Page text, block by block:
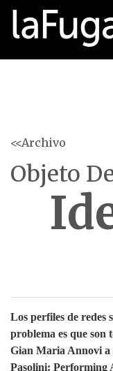
<<Archivo
Objeto
Los perfiles de redes
problema es que son
Gian Maria Annovi a
Pasolini: Performing